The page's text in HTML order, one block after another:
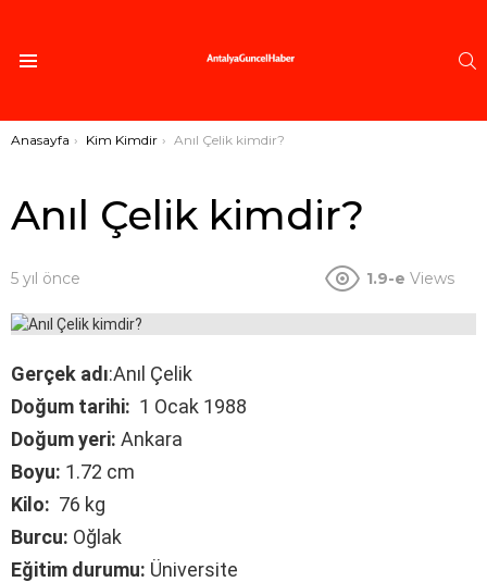
Buradasınız:
Anasayfa Kim Kimdir Anıl Çelik kimdir?
Anıl Çelik kimdir?
5 yıl önce 1.9-e Views
Gerçek adı:Anıl Çelik
Doğum tarihi: 1 Ocak 1988
Doğum yeri: Ankara
Boyu: 1.72 cm
Kilo: 76 kg
Burcu: Oğlak
Eğitim durumu: Üniversite